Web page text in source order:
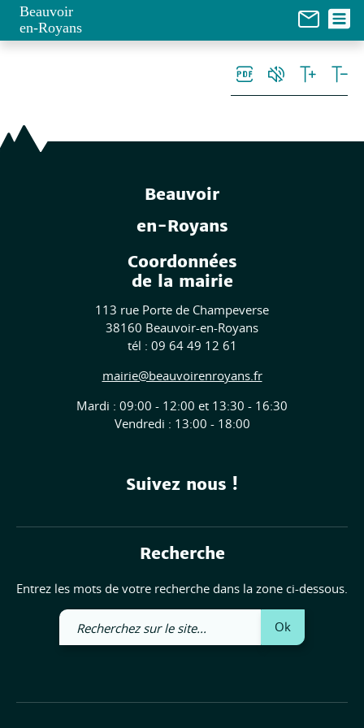
Beauvoir
en-Royans
Beauvoir
en-Royans
Coordonnées
de la mairie
113 rue Porte de Champeverse
38160 Beauvoir-en-Royans
tél : 09 64 49 12 61
mairie@beauvoirenroyans.fr
Mardi : 09:00 - 12:00 et 13:30 - 16:30
Vendredi : 13:00 - 18:00
Suivez nous !
Recherche
Entrez les mots de votre recherche dans la zone ci-dessous.
Recherchez
sur
Ok
Panneau de gestion des cookies